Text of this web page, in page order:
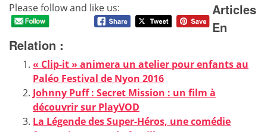
Please follow and like us:
Articles
En
Relation :
« Clip-it » animera un atelier pour enfants au
Paléo Festival de Nyon 2016
Johnny Puff : Secret Mission : un film à
découvrir sur PlayVOD
La Légende des Super-Héros, une comédie